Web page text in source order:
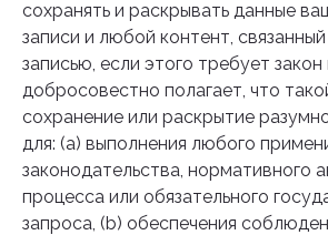
сохранять и раскрывать данные
записи и любой контент,
записью, если этого требует закон
добросовестно полагает, что
сохранение или раскрытие
для: (а) выполнения любого
законодательства, нормативного
процесса или обязательного
запроса, (b) обеспечения